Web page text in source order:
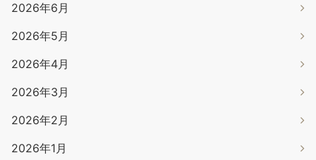
2026年6月
2026年5月
2026年4月
2026年3月
2026年2月
2026年1月